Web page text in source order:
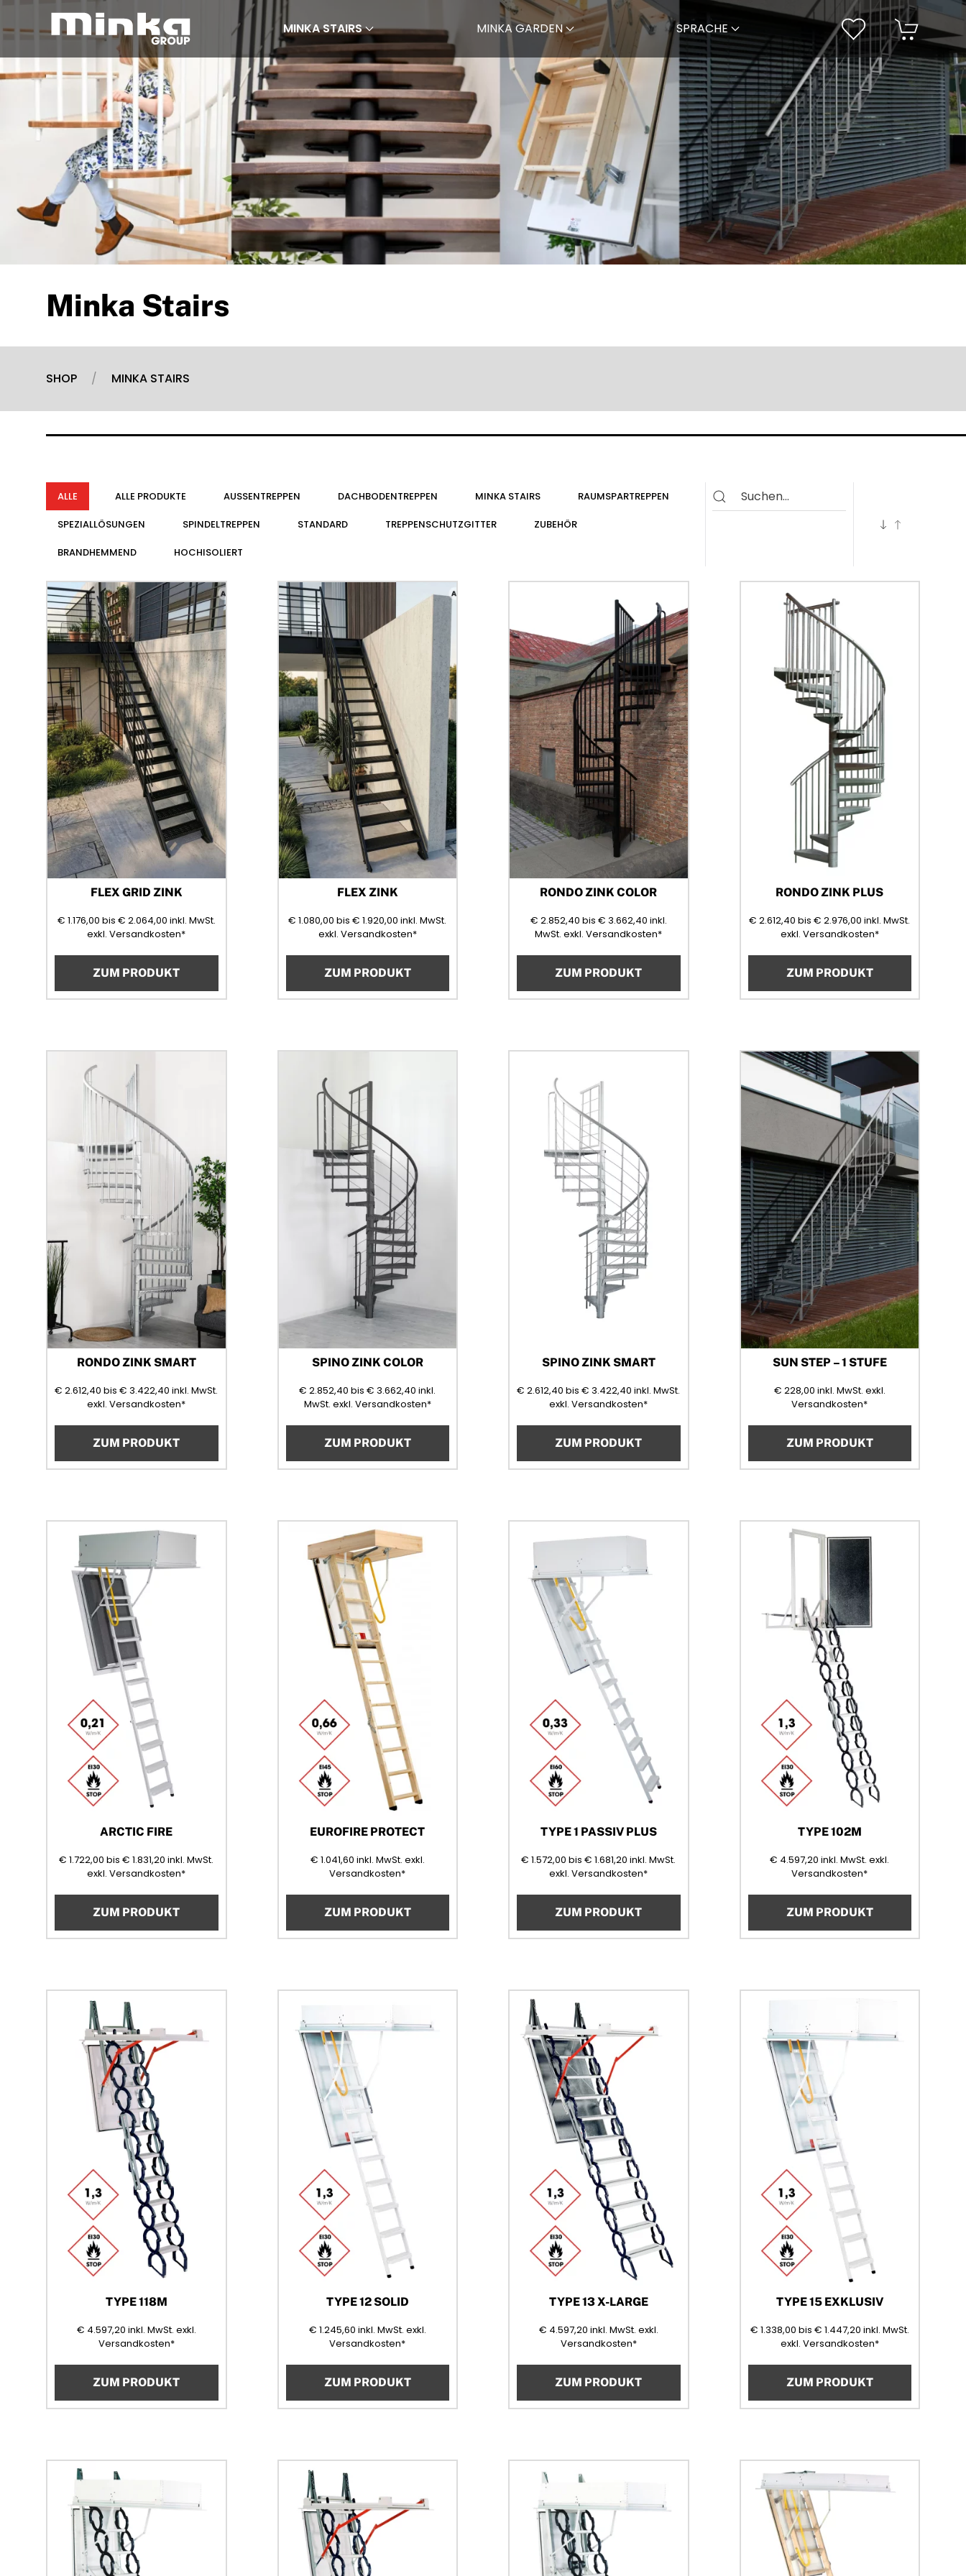
Zum Inhalt springen MINKA STAIRS MINKA GARDEN SPRACHE
Minka Stairs
SHOP MINKA STAIRS
ALLE ALLE PRODUKTE AUSSENTREPPEN DACHBODENTREPPEN MINKA STAIRS RAUMSPARTREPPEN
SPEZIALLÖSUNGEN SPINDELTREPPEN STANDARD TREPPENSCHUTZGITTER ZUBEHÖR
BRANDHEMMEND HOCHISOLIERT
FLEX GRID ZINK
€ 1.176,001176,00
bis € 2.064,002064,00
inkl. MwSt.(Mehrwertsteuer)
exkl. Versandkosten*
ZUM PRODUKT
FLEX ZINK
€ 1.080,00 1080,00
bis€ 1.920,00 1920,00
inkl. MwSt.
exkl. Versandkosten*
ZUM PRODUKT
RONDO ZINK COLOR
€ 2.852,402852,40
bis € 3.662,403662,40
inkl.
MwSt. (Mehrwertsteuer)
exkl. Versandkosten*
ZUM PRODUKT
RONDO ZINK PLUS
€ 2.612,40 2612,40
bis€ 2.976,00 2976,00
inkl. MwSt.
exkl. Versandkosten*
ZUM PRODUKT
RONDO ZINK SMART
€ 2.612,40 2612,40
bis€ 3.422,40 3422,40
inkl. MwSt. (Mehrwertsteuer)
exkl. Versandkosten*
ZUM PRODUKT
SPINO ZINK COLOR
€ 2.852,40 2852,40
bis€ 3.662,40 3662,40
inkl.
MwSt.(Mehrwertsteuer)
exkl. Versandkosten*
ZUM PRODUKT
SPINO ZINK SMART
€ 2.612,40 2612,40
bis€ 3.422,40 3422,40
inkl. MwSt.
exkl. Versandkosten*
ZUM PRODUKT
SUN STEP – 1 STUFE
€ 228,00228,00
inkl. MwSt.(Mehrwertsteuer)
exkl.
Versandkosten*
ZUM PRODUKT
ARCTIC FIRE
€ 1.722,00 1722,00
bis€ 1.831,20 1831,20
inkl. MwSt.
exkl. Versandkosten*
ZUM PRODUKT
EUROFIRE PROTECT
€ 1.041,601041,60
inkl. MwSt.(Mehrwertsteuer)
exkl.
Versandkosten*
ZUM PRODUKT
TYPE 1 PASSIV PLUS
€ 1.572,00 1572,00
bis€ 1.681,20 1681,20
inkl. MwSt.
exkl. Versandkosten*
ZUM PRODUKT
TYPE 102M
€ 4.597,20 4597,20
inkl. MwSt. (Mehrwertsteuer)
exkl.
Versandkosten*
ZUM PRODUKT
TYPE 118M
€ 4.597,204597,20
inkl. MwSt.(Mehrwertsteuer)
exkl.
Versandkosten*
ZUM PRODUKT
TYPE 12 SOLID
€ 1.245,601245,60
inkl. MwSt.(Mehrwertsteuer)
exkl.
Versandkosten*
ZUM PRODUKT
TYPE 13 X-LARGE
€ 4.597,204597,20
inkl. MwSt.(Mehrwertsteuer)
exkl.
Versandkosten*
ZUM PRODUKT
TYPE 15 EXKLUSIV
€ 1.338,001338,00
bis € 1.447,201447,20
inkl. MwSt.
exkl. Versandkosten*
ZUM PRODUKT